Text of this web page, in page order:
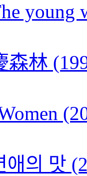
young
森林
의 맛